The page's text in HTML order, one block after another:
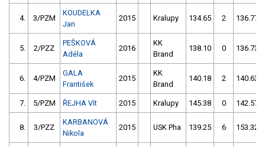
4. 3/PZM
KOUDELKA
Jan
2015 Kralupy 134.65 2 136.77
5. 2/PZZ
PEŠKOVÁ
Adéla
2016
KK
Brand
138.10 0 136.73
6. 4/PZM
GALA
František
2015
KK
Brand
140.18 2 140.63
7. 5/PZM ŘEJHA Vít 2015 Kralupy 145.38 0 142.57
8. 3/PZZ
KARBANOVÁ
Nikola
2015 USK Pha 139.25 6 153.32